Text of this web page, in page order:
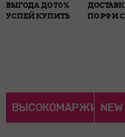
ВЫГОДА ДО 70%
УСПЕЙ КУПИТЬ
ПО РФ И
NEW